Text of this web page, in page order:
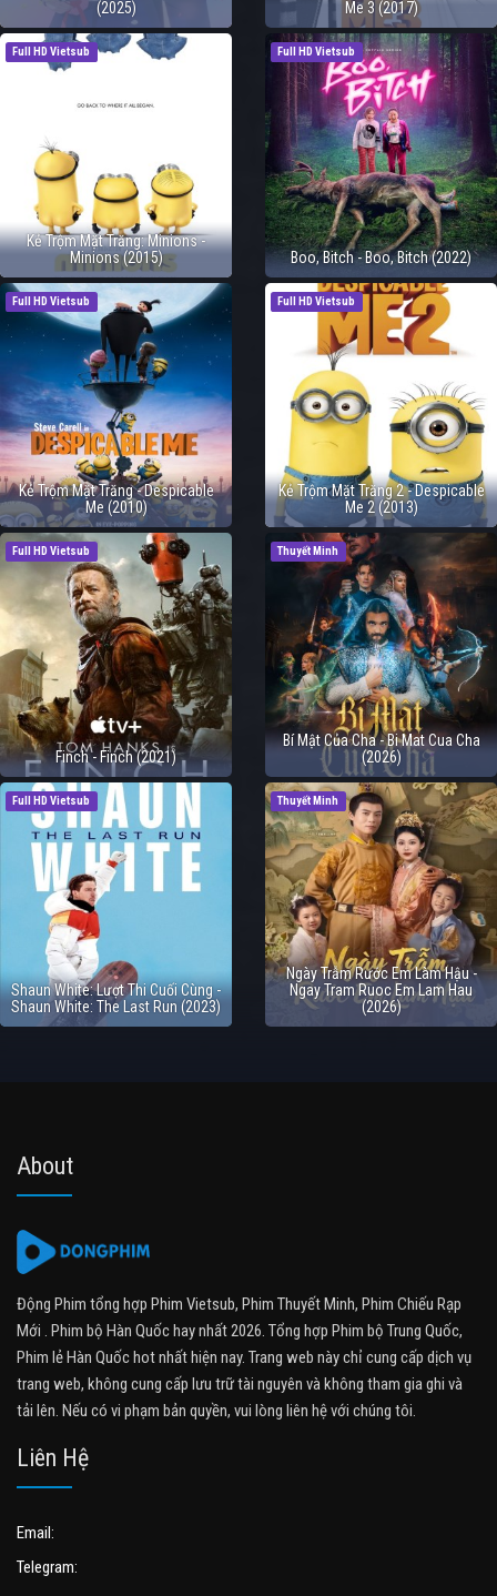
(2025)
Me 3 (2017)
Full HD Vietsub
Kẻ Trộm Mặt Trăng: Minions -
Minions (2015)
Full HD Vietsub
Boo, Bitch - Boo, Bitch (2022)
Full HD Vietsub
Kẻ Trộm Mặt Trăng - Despicable
Me (2010)
Full HD Vietsub
Kẻ Trộm Mặt Trăng 2 - Despicable
Me 2 (2013)
Full HD Vietsub
Finch - Finch (2021)
Thuyết Minh
Bí Mật Của Cha - Bi Mat Cua Cha
(2026)
Full HD Vietsub
Shaun White: Lượt Thi Cuối Cùng -
Shaun White: The Last Run (2023)
Thuyết Minh
Ngày Trẫm Rước Em Làm Hậu -
Ngay Tram Ruoc Em Lam Hau
(2026)
About
Động Phim tổng hợp Phim Vietsub, Phim Thuyết Minh, Phim Chiếu Rạp
Mới . Phim bộ Hàn Quốc hay nhất 2026. Tổng hợp Phim bộ Trung Quốc,
Phim lẻ Hàn Quốc hot nhất hiện nay. Trang web này chỉ cung cấp dịch vụ
trang web, không cung cấp lưu trữ tài nguyên và không tham gia ghi và
tải lên. Nếu có vi phạm bản quyền, vui lòng liên hệ với chúng tôi.
Liên Hệ
Email:
Telegram: